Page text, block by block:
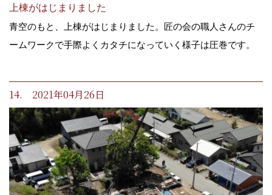
上棟がはじまりました
青空のもと、上棟がはじまりました。匠の会の職人さんのチ
ームワークで手際よくカタチになっていく様子は圧巻です。
14. 2021年04月26日